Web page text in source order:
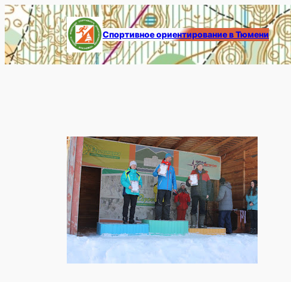
Перейти
к
содержимому
Спортивное ориентирование в Тюмени